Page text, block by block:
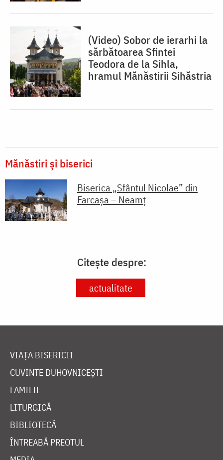
(Video) Sobor de ierarhi la
sărbătoarea Sfintei
Teodora de la Sihla,
hramul Mănăstirii Sihăstria
Mănăstiri și biserici
Biserica „Sfântul Nicolae” din
Farcașa – Neamț
Citește despre:
actualitate
VIAȚA BISERICII
CUVINTE DUHOVNICEȘTI
FAMILIE
LITURGICĂ
BIBLIOTECĂ
ÎNTREABĂ PREOTUL